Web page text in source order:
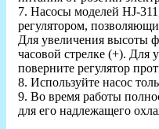
7. Насосы моделей HJ-
регулятором,
Для увеличения высоты
часовой стрелке (+). Для
поверните регулятор
8. Используйте насос
9. Во время работы
для его надлежащего